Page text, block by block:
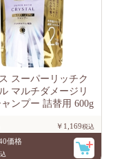
スーパーリッチク
マルチダメージリ
ンプー 詰替用 600g
￥1,169
価格